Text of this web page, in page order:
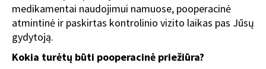
medikamentai naudojimui namuose, pooperacinė
atmintinė ir paskirtas kontrolinio vizito laikas pas Jūsų
gydytoją.
Kokia turėtų būti pooperacinė priežiūra?